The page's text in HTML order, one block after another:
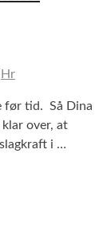
Hr
før tid. Så Dina
over, at
i …